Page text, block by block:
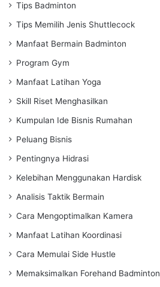
Tips Badminton
Tips Memilih Jenis Shuttlecock
Manfaat Bermain Badminton
Program Gym
Manfaat Latihan Yoga
Skill Riset Menghasilkan
Kumpulan Ide Bisnis Rumahan
Peluang Bisnis
Pentingnya Hidrasi
Kelebihan Menggunakan Hardisk
Analisis Taktik Bermain
Cara Mengoptimalkan Kamera
Manfaat Latihan Koordinasi
Cara Memulai Side Hustle
Memaksimalkan Forehand Badminton